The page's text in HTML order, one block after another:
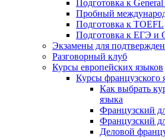
Подготовка к
Пробный
Подготовка к TOEFL
Подготовка к ЕГЭ и
Экзамены для
Разговорный клуб
Курсы европейских языков
Курсы французского
Как выбрать
языка
Французский
Французский
Деловой